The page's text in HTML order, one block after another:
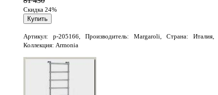
Скидка 24%
Артикул: p-205166, Производитель: Margaroli, Страна: Италия,
Коллекция: Armonia